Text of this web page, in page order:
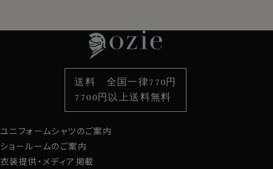
袖・カフス型から選ぶ
色から選ぶ
柄から選ぶ
スタイルから選ぶ
カジュアルシャツ
定番シャツ
カフスボタン
サスペンダー
財布・名刺入れ
バッグ
ストール・マフラー
グローブ
ユニフォームシャツのご案内
ショールームのご案内
衣装提供・メディア掲載
送料 全国一律770円
7700円以上送料無料